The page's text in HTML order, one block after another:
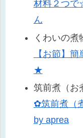
材料２つで
ん
くわいの煮
【お節】
★
筑前煮（お
✿筑前煮（
by aprea